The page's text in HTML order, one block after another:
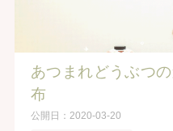
あつまれどうぶつ
布
公開日： 2020-03-20